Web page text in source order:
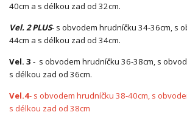
40cm a s délkou zad od 32cm.
Vel. 2 PLUS- s obvodem hrudníčku 34-36cm, s
44cm a s délkou zad od 34cm.
Vel. 3 - s obvodem hrudníčku 36-38cm, s
s délkou zad od 36cm.
Vel.4- s obvodem hrudníčku 38-40cm, s
s délkou zad od 38cm